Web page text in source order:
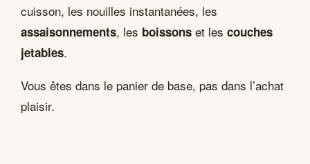
cuisson, les nouilles instantanées, les
assaisonnements, les boissons et les couches
jetables.
Vous êtes dans le panier de base, pas dans l’achat
plaisir.